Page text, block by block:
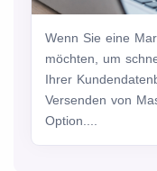
Wenn Sie eine
möchten, um
Ihrer
Versenden von
Option....